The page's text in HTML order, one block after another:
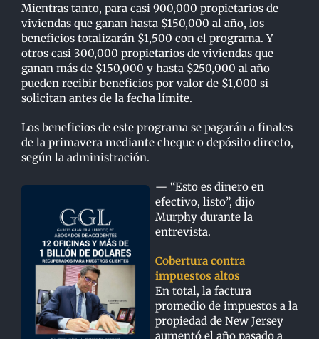
Mientras tanto, para casi 900,000 propietarios de
viviendas que ganan hasta $150,000 al año, los
beneficios totalizarán $1,500 con el programa. Y
otros casi 300,000 propietarios de viviendas que
ganan más de $150,000 y hasta $250,000 al año
pueden recibir beneficios por valor de $1,000 si
solicitan antes de la fecha límite.
Los beneficios de este programa se pagarán a finales
de la primavera mediante cheque o depósito directo,
según la administración.
— “Esto es dinero en
efectivo, listo”, dijo
Murphy durante la
entrevista.
Cobertura contra
impuestos altos
En total, la factura
promedio de impuestos a la
propiedad de New Jersey
aumentó el año pasado a